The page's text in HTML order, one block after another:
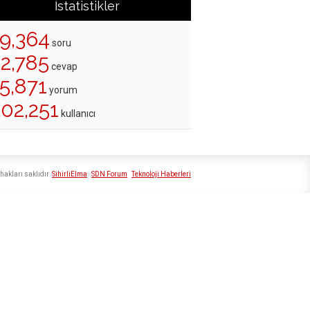
İstatistikler
soru
cevap
yorum
kullanıcı
SihirliElma SDN Forum Teknoloji Haberleri
saklıdır